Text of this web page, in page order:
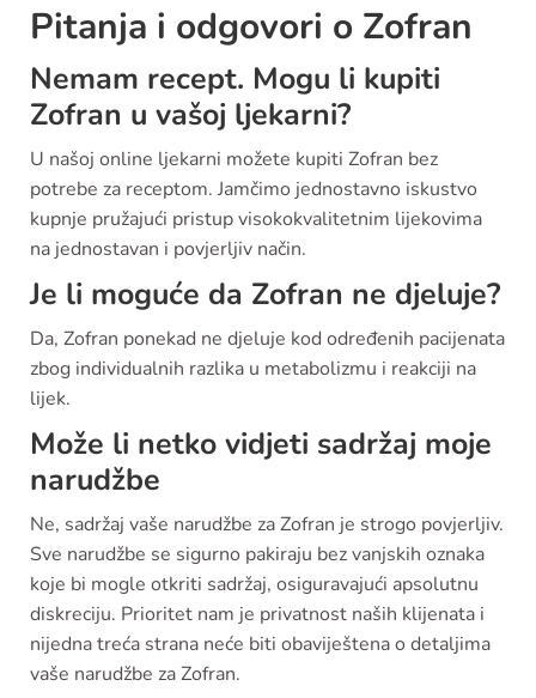
Pitanja i odgovori o Zofran
Nemam recept. Mogu li kupiti
Zofran u vašoj ljekarni?
U našoj online ljekarni možete kupiti Zofran bez
potrebe za receptom. Jamčimo jednostavno iskustvo
kupnje pružajući pristup visokokvalitetnim lijekovima
na jednostavan i povjerljiv način.
Je li moguće da Zofran ne djeluje?
Da, Zofran ponekad ne djeluje kod određenih pacijenata
zbog individualnih razlika u metabolizmu i reakciji na
lijek.
Može li netko vidjeti sadržaj moje
narudžbe
Ne, sadržaj vaše narudžbe za Zofran je strogo povjerljiv.
Sve narudžbe se sigurno pakiraju bez vanjskih oznaka
koje bi mogle otkriti sadržaj, osiguravajući apsolutnu
diskreciju. Prioritet nam je privatnost naših klijenata i
nijedna treća strana neće biti obaviještena o detaljima
vaše narudžbe za Zofran.